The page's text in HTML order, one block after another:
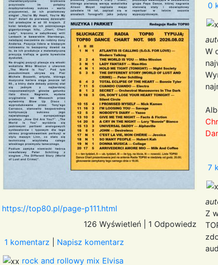
https://top80.pl/page-p111.html
126 Wyświetleń
1 Odpowiedz
1 komentarz
Napisz komentarz
rock and rollowy mix Elvisa
0
W
7
Z